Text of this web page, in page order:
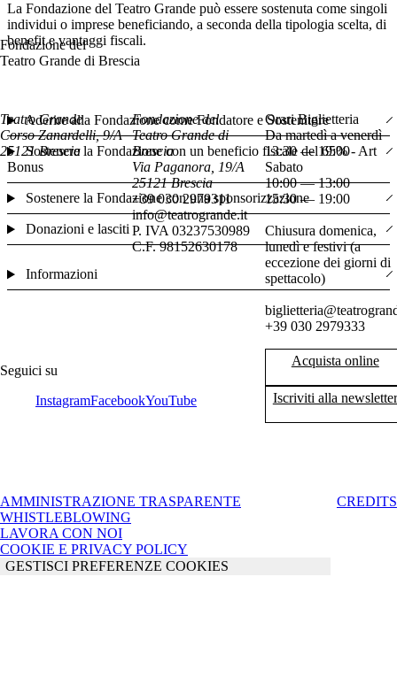
La Fondazione del Teatro Grande può essere sostenuta come singoli
individui o imprese beneficiando, a seconda della tipologia scelta, di
benefit e vantaggi fiscali.
Aderire alla Fondazione come Fondatore e Sostenitore
Sostenere la Fondazione con un beneficio fiscale del 65% - Art
Bonus
Sostenere la Fondazione con una sponsorizzazione
Donazioni e lasciti
Informazioni
Fondazione del
Teatro Grande di Brescia
Teatro Grande
Corso Zanardelli, 9/A
25121 Brescia
Fondazione del
Teatro Grande di
Brescia
Via Paganora, 19/A
25121 Brescia
+39 030 2979311
info@teatrogrande.it
P. IVA 03237530989
C.F. 98152630178
Orari Biglietteria
Da martedì a venerdì
13:30 — 19:00
Sabato
10:00 — 13:00
15:30 — 19:00
Chiusura domenica,
lunedì e festivi (a
eccezione dei giorni di
spettacolo)
+39 030 2979333
Acquista online
Iscriviti alla newsletter
Seguici su
InstagramFacebookYouTube
AMMINISTRAZIONE TRASPARENTE
WHISTLEBLOWING
LAVORA CON NOI
COOKIE E PRIVACY POLICY
GESTISCI PREFERENZE COOKIES
CREDITS